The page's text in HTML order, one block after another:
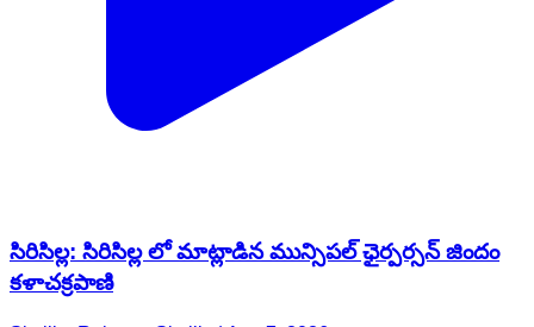
సిరిసిల్ల: సిరిసిల్ల లో మాట్లాడిన మున్సిపల్ ఛైర్పర్సన్ జిందం
కళాచక్రపాణి